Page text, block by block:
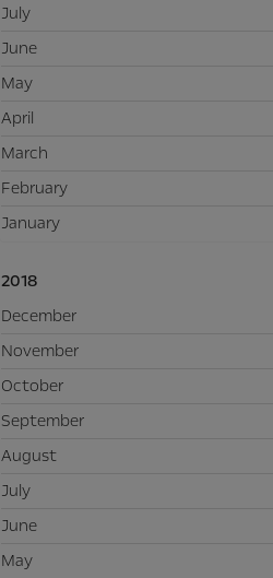
July
June
May
April
March
February
January
2018
December
November
October
September
August
July
June
May